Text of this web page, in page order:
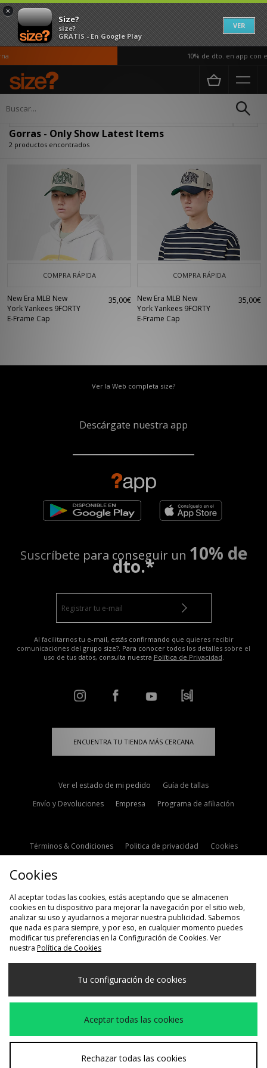
×
Size?
size?
GRATIS - En Google Play
VER
10% de dto. en app con
Página principal
Gorras - Only Show Latest Items
2 productos encontrados
COMPRA RÁPIDA
New Era MLB New
York Yankees 9FORTY
E-Frame Cap
35,00€
COMPRA RÁPIDA
New Era MLB New
York Yankees 9FORTY
E-Frame Cap
35,00€
Ver la Web completa size?
Descárgate nuestra app
Suscríbete para conseguir un 10% de
dto.*
Al facilitarnos tu e-mail, estás confirmando que quieres recibir
comunicaciones del grupo size?. Para conocer todos los detalles sobre el
uso de tus datos, consulta nuestra Política de Privacidad.
ENCUENTRA TU TIENDA MÁS CERCANA
Ver el estado de mi pedido
Guía de tallas
Envío y Devoluciones
Empresa Programa de afiliación
Términos & Condiciones Politica de privacidad
Cookies
Selecciona País
España
Aceptamos las siguientes formas de pago
Visita nuestra página corporativa en www.jdplc.com
Cookies
Al aceptar todas las cookies, estás aceptando que se almacenen
cookies en tu dispositivo para mejorar la navegación por el sitio web,
analizar su uso y ayudarnos a mejorar nuestra publicidad. Sabemos
que nada es para siempre, y por eso, en cualquier momento puedes
modificar tus preferencias en la Configuración de Cookies. Ver
nuestra Política de Cookies
Tu configuración de cookies
Aceptar todas las cookies
Rechazar todas las cookies